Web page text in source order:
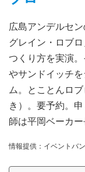
広島アンデルセ
グレイン・ロブ
つくり方を実演
やサンドイッチ
ム。とことんロ
き）。要予約。
師は平岡ベーカー
情報提供：イベントバ